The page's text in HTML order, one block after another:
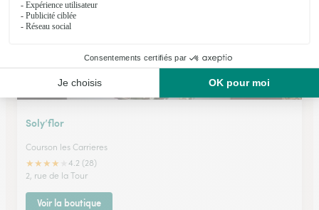
Soly’flor
Courson les Carrieres
★★★★
4.2 (28)
2, rue de la Tour
Voir la boutique